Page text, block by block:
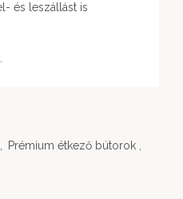
és leszállást is
Prémium étkező bútorok